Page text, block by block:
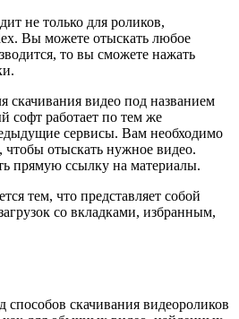
не только для роликов,
Вы можете отыскать любое
то вы сможете нажать
скачивания видео под названием
софт работает по тем же
сервисы. Вам необходимо
чтобы отыскать нужное видео.
прямую ссылку на материалы.
тем, что представляет собой
со вкладками, избранным,
способов скачивания видеороликов